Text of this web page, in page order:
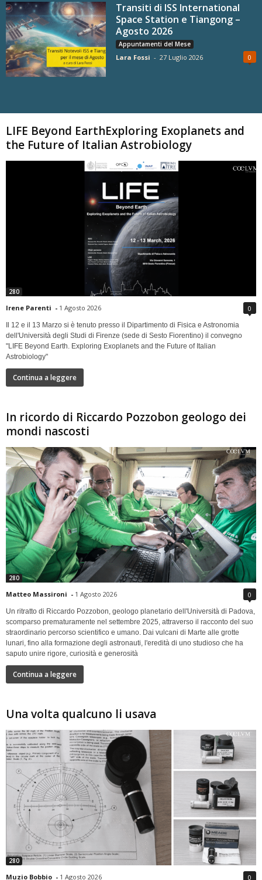
Transiti di ISS International
Space Station e Tiangong –
Agosto 2026
Appuntamenti del Mese
Lara Fossi - 27 Luglio 2026 0
LIFE Beyond EarthExploring Exoplanets and
the Future of Italian Astrobiology
280
Irene Parenti - 1 Agosto 2026 0
Il 12 e il 13 Marzo si è tenuto presso il Dipartimento di Fisica e Astronomia
dell'Università degli Studi di Firenze (sede di Sesto Fiorentino) il convegno
"LIFE Beyond Earth. Exploring Exoplanets and the Future of Italian
Astrobiology"
Continua a leggere
In ricordo di Riccardo Pozzobon geologo dei
mondi nascosti
280
Matteo Massironi - 1 Agosto 2026 0
Un ritratto di Riccardo Pozzobon, geologo planetario dell'Università di Padova,
scomparso prematuramente nel settembre 2025, attraverso il racconto del suo
straordinario percorso scientifico e umano. Dai vulcani di Marte alle grotte
lunari, fino alla formazione degli astronauti, l'eredità di uno studioso che ha
saputo unire rigore, curiosità e generosità
Continua a leggere
Una volta qualcuno li usava
280
Muzio Bobbio - 1 Agosto 2026 0